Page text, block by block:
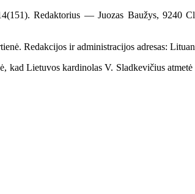
Redaktorius — Juozas Baužys,
Redakcijos ir administracijos adresas:
kad Lietuvos kardinolas V. Sladkevičius